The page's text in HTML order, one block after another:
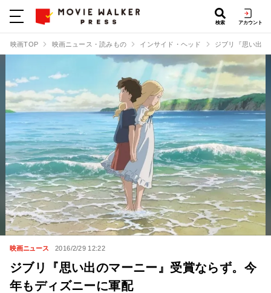
検索 アカウント
映画TOP 映画ニュース・読みもの インサイド・ヘッド ジブリ『思い出
映画ニュース 2016/2/29 12:22
ジブリ『思い出のマーニー』受賞ならず。今
年もディズニーに軍配